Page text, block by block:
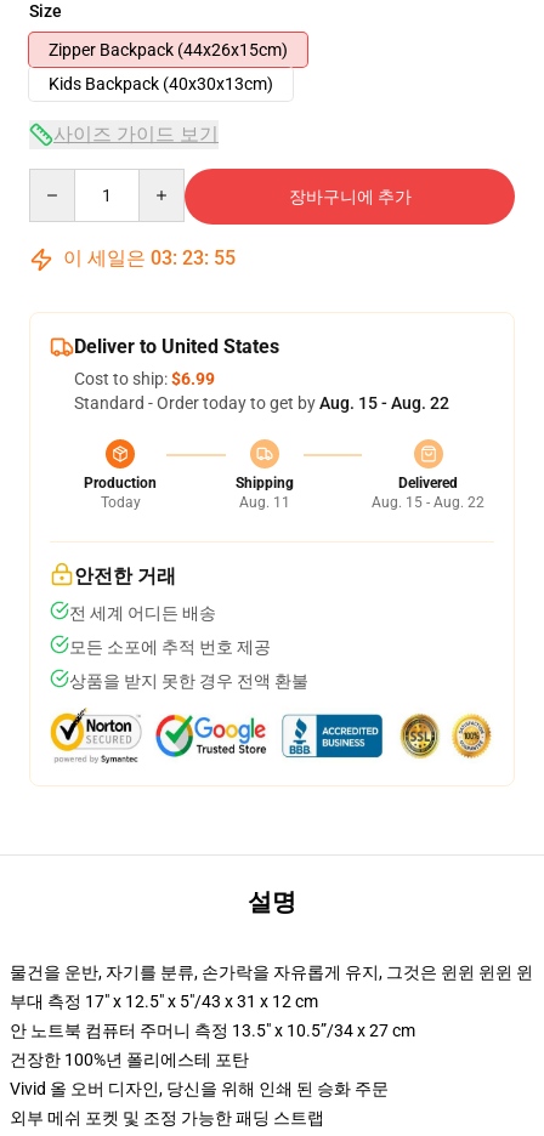
Size
Zipper Backpack (44x26x15cm)
Kids Backpack (40x30x13cm)
사이즈 가이드 보기
장바구니에 추가
이 세일은 03: 23: 54
Deliver to United States
Cost to ship:$6.99
Standard - Order today to get byAug. 15 - Aug. 22
Production
Today
Shipping
Aug. 11
Delivered
Aug. 15 - Aug. 22
안전한 거래
전 세계 어디든 배송
모든 소포에 추적 번호 제공
상품을 받지 못한 경우 전액 환불
설명
물건을 운반, 자기를 분류, 손가락을 자유롭게 유지, 그것은 윈윈 윈윈 윈
부대 측정 17" x 12.5" x 5"/43 x 31 x 12 cm
안 노트북 컴퓨터 주머니 측정 13.5" x 10.5”/34 x 27 cm
건장한 100%년 폴리에스테 포탄
Vivid 올 오버 디자인, 당신을 위해 인쇄 된 승화 주문
외부 메쉬 포켓 및 조정 가능한 패딩 스트랩